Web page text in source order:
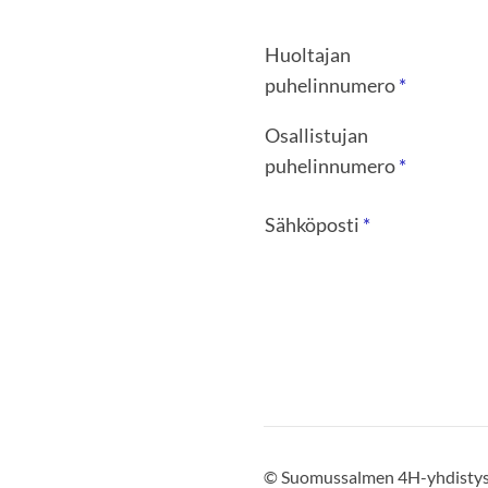
Huoltajan
puhelinnumero*
Osallistujan
puhelinnumero*
Sähköposti *
©Suomussalmen 4H-